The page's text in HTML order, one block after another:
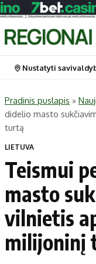
Portalas
Naujausi
Regionai
Lietuva
Pasaulis
Nustatyti
Pradinis puslapis »
didelio masto
turtą
LIETUVA
Teismui
masto
vilnietis
milijoninį